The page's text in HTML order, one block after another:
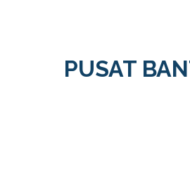
PUSAT